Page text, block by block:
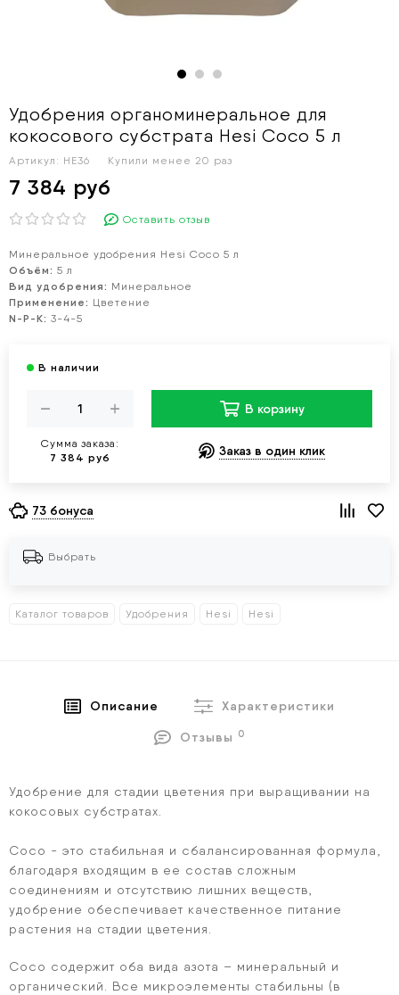
Удобрения органоминеральное для
кокосового субстрата Hesi Coco 5 л
Артикул: HE36 Купили менее 20 раз
7 384 руб
Оставить отзыв
Минеральное удобрения Hesi Coco 5 л
Объём: 5 л
Вид удобрения: Минеральное
Применение: Цветение
N-P-K: 3-4-5
Сумма заказа:
7 384 руб
В корзину
Заказ в один клик
73 бонуса
Выбрать
Каталог товаров Удобрения Hesi Hesi
Описание
Характеристики
Отзывы
0
Удобрение для стадии цветения при выращивании на
кокосовых субстратах.
Coco - это стабильная и сбалансированная формула,
благодаря входящим в ее состав сложным
соединениям и отсутствию лишних веществ,
удобрение обеспечивает качественное питание
растения на стадии цветения.
Coco содержит оба вида азота – минеральный и
органический. Все микроэлементы стабильны (в